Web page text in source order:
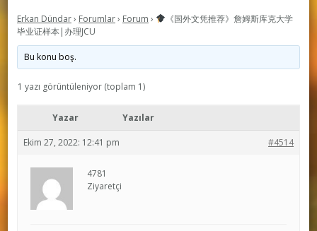
Erkan Dündar› Forumlar› Forum ›
《国外文凭推荐》詹姆斯库克大学
毕业证样本|办理JCU
Bu konu boş.
1 yazı görüntüleniyor (toplam 1)
Yazar Yazılar
Ekim 27, 2022: 12:41 pm #4514
4781
Ziyaretçi